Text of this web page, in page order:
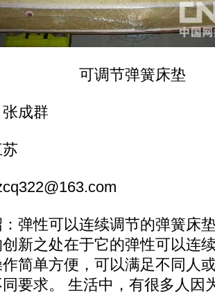
可调节弹簧床垫
成群
性可以连续调节的弹簧床
新之处在于它的弹性可以连
简单方便，可以满足不同人
要求。 生活中，有很多人因